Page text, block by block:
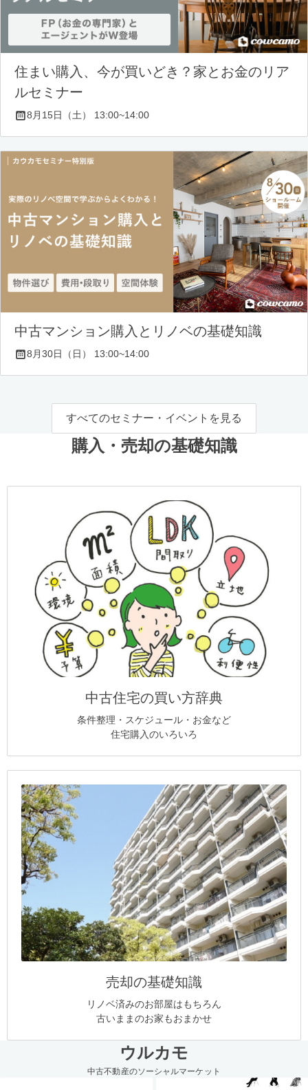
住まい購入、今が買いどき？家とお金のリア
ルセミナー
8月15日（土） 13:00~14:00
中古マンション購入とリノベの基礎知識
8月30日（日） 13:00~14:00
すべてのセミナー・イベントを見る
購入・売却の基礎知識
中古住宅の買い方辞典
条件整理・スケジュール・お金など
住宅購入のいろいろ
売却の基礎知識
リノベ済みのお部屋はもちろん
古いままのお家もおまかせ
ウルカモ
中古不動産のソーシャルマーケット